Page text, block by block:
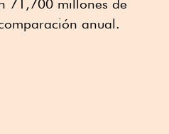
71,700 millones de
anual.